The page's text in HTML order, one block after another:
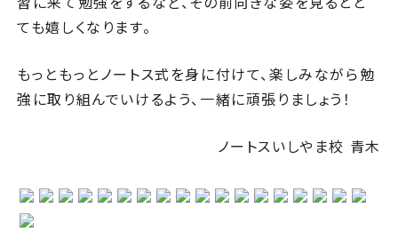
ても嬉しくなります。
もっともっとノートス式を身に付けて、楽しみながら勉
強に取り組んでいけるよう、一緒に頑張りましょう！
ノートスいしやま校 青木